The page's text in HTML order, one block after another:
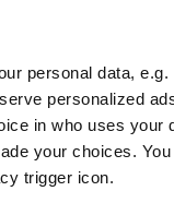
personal data,
personalized
in who uses
your choices.
trigger icon.